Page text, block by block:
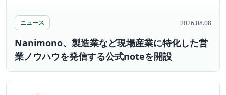
ニュース 2026.08.08
Nanimono、製造業など現場産業に特化した営
業ノウハウを発信する公式noteを開設